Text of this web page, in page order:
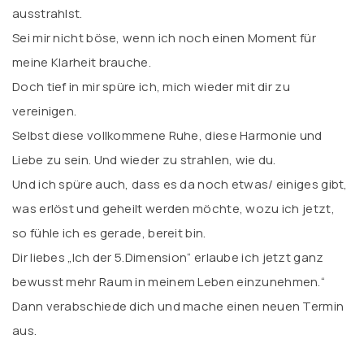
ausstrahlst.
Sei mir nicht böse, wenn ich noch einen Moment für
meine Klarheit brauche.
Doch tief in mir spüre ich, mich wieder mit dir zu
vereinigen.
Selbst diese vollkommene Ruhe, diese Harmonie und
Liebe zu sein. Und wieder zu strahlen, wie du.
Und ich spüre auch, dass es da noch etwas/ einiges gibt,
was erlöst und geheilt werden möchte, wozu ich jetzt,
so fühle ich es gerade, bereit bin.
Dir liebes „Ich der 5.Dimension“ erlaube ich jetzt ganz
bewusst mehr Raum in meinem Leben einzunehmen.“
Dann verabschiede dich und mache einen neuen Termin
aus.